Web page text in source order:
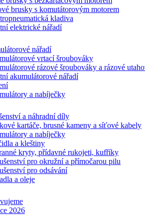
brusky s komutátorovým motorem
kladiva
elektrické nářadí
nářadí
vrtací šroubováky
rázové šroubováky a rázové
akumulátorové nářadí
a nabíječky
a náhradní díly
kartáče, brusné kameny a síťové kabely
a nabíječky
a kleštiny
kryty, přídavné rukojeti, kufříky
pro okružní a přímočarou pilu
pro odsávání
a oleje
2026